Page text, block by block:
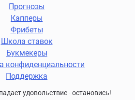
Прогнозы
Капперы
Фрибеты
Школа ставок
Букмекеры
конфиденциальности
Поддержка
удовольствие - остановись!